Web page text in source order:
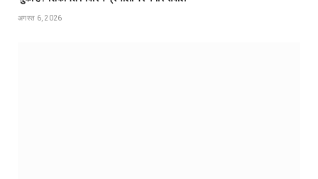
अगस्त 6, 2026